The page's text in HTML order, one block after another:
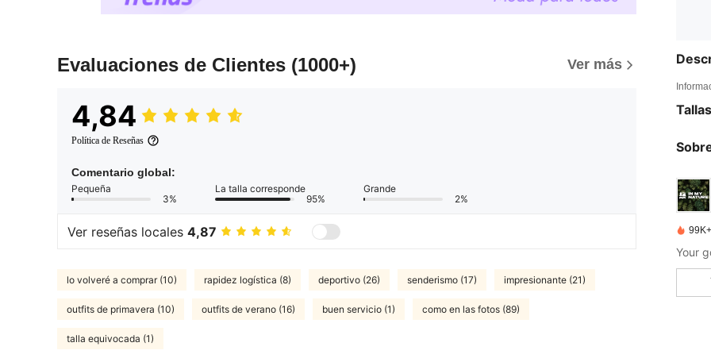
Evaluaciones de Clientes (1000+) Ver más
4,84
Política de Reseñas
Comentario global:
Pequeña
3%
La talla corresponde
95%
Grande
2%
Ver reseñas locales 4,87
lo volveré a comprar (10) rapidez logística (8) deportivo (26) senderismo (17) impresionante (21)
outfits de primavera (10) outfits de verano (16) buen servicio (1) como en las fotos (89)
talla equivocada (1)
Your